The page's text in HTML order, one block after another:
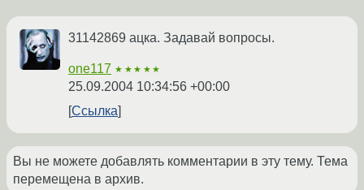
31142869 ацка. Задавай вопросы.
one117 ★★★★★
25.09.2004 10:34:56 +00:00
Ссылка
Вы не можете добавлять комментарии в эту тему. Тема
перемещена в архив.